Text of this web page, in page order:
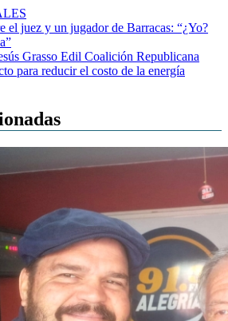
el juez y un jugador de Barracas: “¿Yo?
Grasso Edil Coalición Republicana
para reducir el costo de la energía